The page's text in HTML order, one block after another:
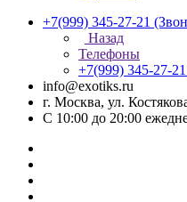
+7(999) 345-27-21
Назад
Телефоны
+7(999) 345-27-21
info@exotiks.ru
г. Москва, ул.
С 10:00 до 20:00